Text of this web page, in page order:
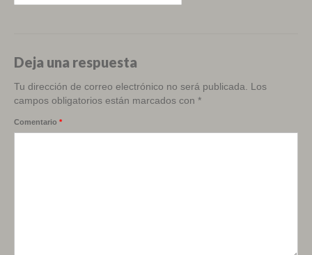
Deja una respuesta
Tu dirección de correo electrónico no será publicada.
Los
campos obligatorios están marcados con *
Comentario *